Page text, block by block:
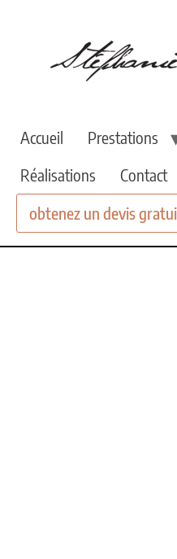
Accueil Prestations
Réalisations
Contact
obtenez un devis